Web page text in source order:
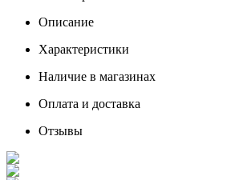
Описание
Характеристики
Наличие в магазинах
Оплата и доставка
Отзывы